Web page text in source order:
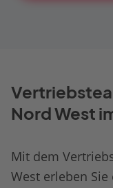
Nord West
Mit dem
West erleben